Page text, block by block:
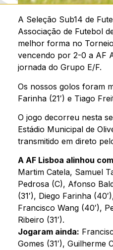
A Seleção Sub14 de
Associação de Futebol
melhor forma no
vencendo por 2-0 a AF
jornada do Grupo E/F.
Os nossos golos foram
Farinha (21′) e Tiago
O jogo decorreu nesta
Estádio Municipal de
transmitido em direto
A AF Lisboa alinhou
Martim Catela, Samuel
Pedrosa (C), Afonso
(31′), Diego Farinha
Francisco Wang (40′),
Ribeiro (31′).
Jogaram ainda:
Gomes (31′), Guilherme